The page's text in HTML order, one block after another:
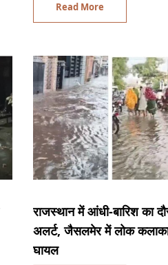
Read More
राजस्थान में आंधी-बारिश का
अलर्ट, जैसलमेर में लोक
घायल